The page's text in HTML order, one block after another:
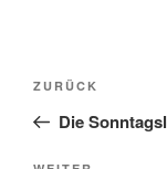
Vorheriger
Beitrag
ZURÜCK
Die